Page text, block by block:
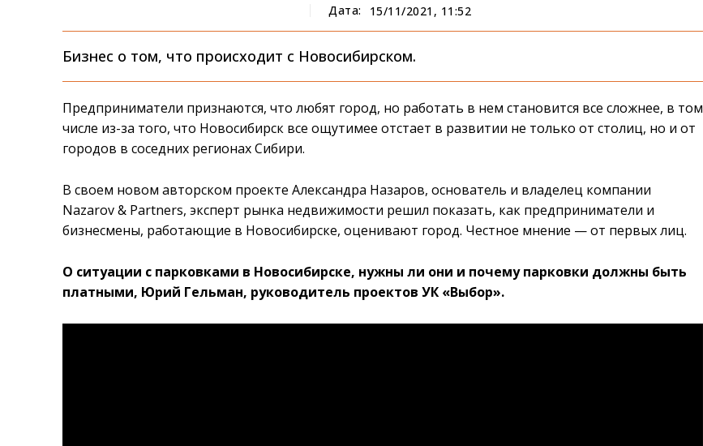
Дата: 15/11/2021, 11:52
Бизнес о том, что происходит с Новосибирском.
Предприниматели признаются, что любят город, но работать в нем становится все сложнее, в том
числе из-за того, что Новосибирск все ощутимее отстает в развитии не только от столиц, но и от
городов в соседних регионах Сибири.
В своем новом авторском проекте Александра Назаров, основатель и владелец компании
Nazarov & Partners, эксперт рынка недвижимости решил показать, как предприниматели и
бизнесмены, работающие в Новосибирске, оценивают город. Честное мнение — от первых лиц.
О ситуации с парковками в Новосибирске, нужны ли они и почему парковки должны быть
платными, Юрий Гельман, руководитель проектов УК «Выбор».